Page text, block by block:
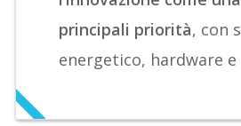
principali priorità, con
energetico, hardware